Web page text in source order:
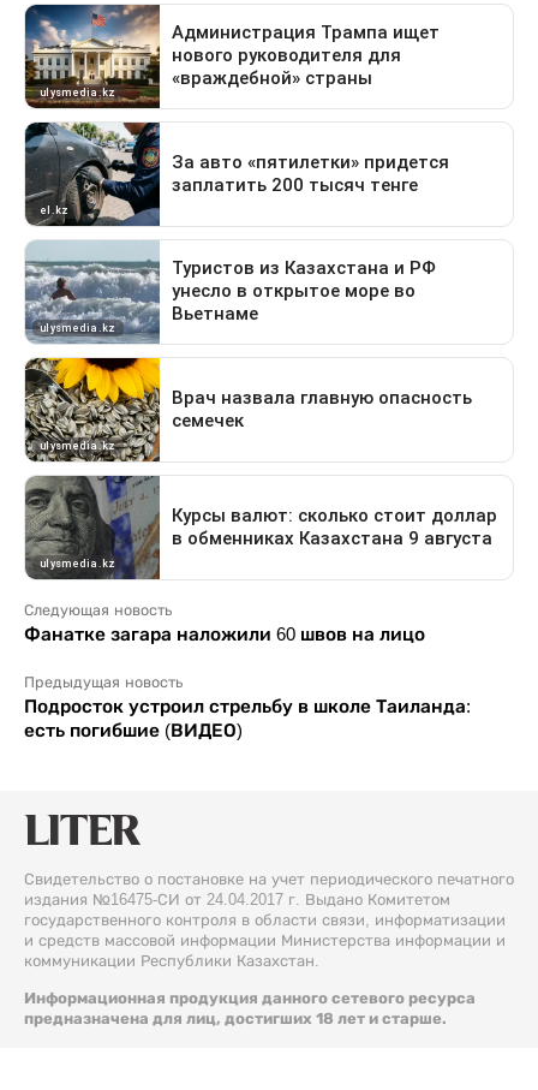
Следующая новость
Фанатке загара наложили 60 швов на лицо
Предыдущая новость
Подросток устроил стрельбу в школе Таиланда:
есть погибшие (ВИДЕО)
Свидетельство о постановке на учет периодического печатного
издания №16475-СИ от 24.04.2017 г. Выдано Комитетом
государственного контроля в области связи, информатизации
и средств массовой информации Министерства информации и
коммуникации Республики Казахстан.
Информационная продукция данного сетевого ресурса
предназначена для лиц, достигших 18 лет и старше.